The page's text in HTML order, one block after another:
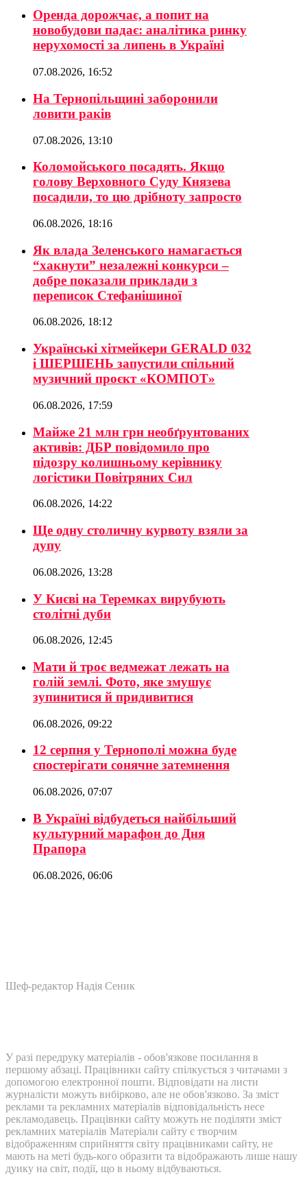
Оренда дорожчає, а попит на
новобудови падає: аналітика ринку
нерухомості за липень в Україні
07.08.2026, 16:52
На Тернопільщині заборонили
ловити раків
07.08.2026, 13:10
Коломойського посадять. Якщо
голову Верховного Суду Князева
посадили, то цю дрібноту запросто
06.08.2026, 18:16
Як влада Зеленського намагається
“хакнути” незалежні конкурси –
добре показали приклади з
переписок Стефанішиної
06.08.2026, 18:12
Українські хітмейкери GERALD 032
і ШЕРШЕНЬ запустили спільний
музичний проєкт «КОМПОТ»
06.08.2026, 17:59
Майже 21 млн грн необґрунтованих
активів: ДБР повідомило про
підозру колишньому керівнику
логістики Повітряних Сил
06.08.2026, 14:22
Ще одну столичну курвоту взяли за
дупу
06.08.2026, 13:28
У Києві на Теремках вирубують
столітні дуби
06.08.2026, 12:45
Мати й троє ведмежат лежать на
голій землі. Фото, яке змушує
зупинитися й придивитися
06.08.2026, 09:22
12 серпня у Тернополі можна буде
спостерігати сонячне затемнення
06.08.2026, 07:07
В Україні відбудеться найбільший
культурний марафон до Дня
Прапора
06.08.2026, 06:06
Шеф-редактор Надія Сеник
У разі передруку матеріалів - обов'язкове посилання в
першому абзаці. Працівники сайту спілкується з читачами з
допомогою електронної пошти. Відповідати на листи
журналісти можуть вибірково, але не обов'язково. За зміст
реклами та рекламних матеріалів відповідальність несе
рекламодавець. Працівнки сайту можуть не поділяти зміст
рекламних матеріалів Матеріали сайту є творчим
відображенням сприйняття світу працівниками сайту, не
мають на меті будь-кого образити та відображають лише нашу
дуику на світ, події, що в ньому відбуваються.